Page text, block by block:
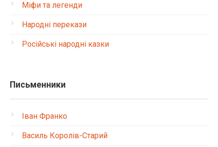
Міфи та легенди
Народні перекази
Російські народні казки
Письменники
Іван Франко
Василь Королів-Старий